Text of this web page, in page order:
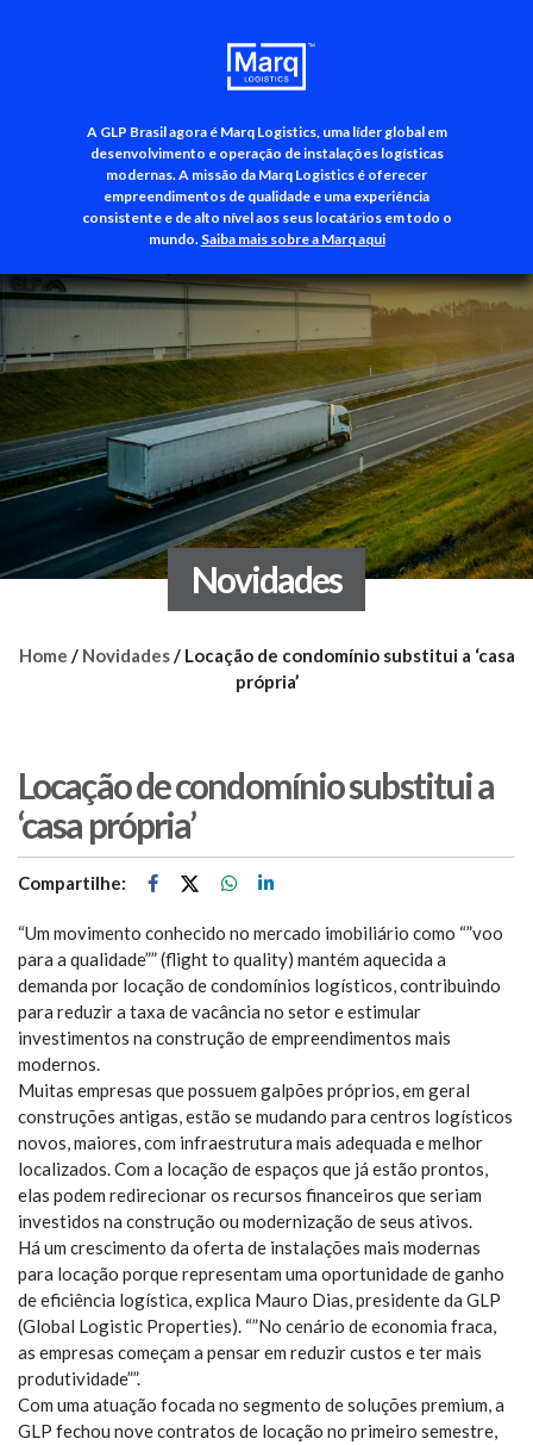
A GLP Brasil agora é Marq Logistics, uma líder global em
desenvolvimento e operação de instalações logísticas
modernas. A missão da Marq Logistics é oferecer
empreendimentos de qualidade e uma experiência
consistente e de alto nível aos seus locatários em todo o
mundo. Saiba mais sobre a Marq aqui
+55 (11) 3500-3700
Novidades
Home / Novidades/ Locação de condomínio substitui a ‘casa
própria’
Locação de condomínio substitui a
‘casa própria’
Compartilhe:
“Um movimento conhecido no mercado imobiliário como “”voo
para a qualidade”” (flight to quality) mantém aquecida a
demanda por locação de condomínios logísticos, contribuindo
para reduzir a taxa de vacância no setor e estimular
investimentos na construção de empreendimentos mais
modernos.
Muitas empresas que possuem galpões próprios, em geral
construções antigas, estão se mudando para centros logísticos
novos, maiores, com infraestrutura mais adequada e melhor
localizados. Com a locação de espaços que já estão prontos,
elas podem redirecionar os recursos financeiros que seriam
investidos na construção ou modernização de seus ativos.
Há um crescimento da oferta de instalações mais modernas
para locação porque representam uma oportunidade de ganho
de eficiência logística, explica Mauro Dias, presidente da GLP
(Global Logistic Properties). “”No cenário de economia fraca,
as empresas começam a pensar em reduzir custos e ter mais
produtividade””.
Com uma atuação focada no segmento de soluções premium, a
GLP fechou nove contratos de locação no primeiro semestre,